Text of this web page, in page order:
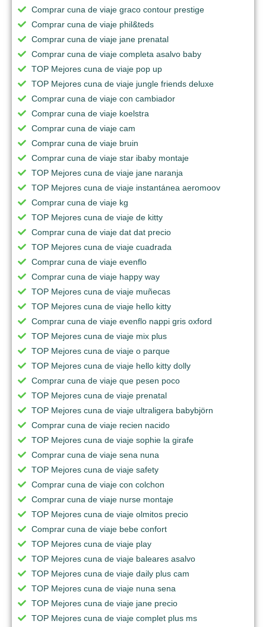
Comprar cuna de viaje graco contour prestige
Comprar cuna de viaje phil&teds
Comprar cuna de viaje jane prenatal
Comprar cuna de viaje completa asalvo baby
TOP Mejores cuna de viaje pop up
TOP Mejores cuna de viaje jungle friends deluxe
Comprar cuna de viaje con cambiador
Comprar cuna de viaje koelstra
Comprar cuna de viaje cam
Comprar cuna de viaje bruin
Comprar cuna de viaje star ibaby montaje
TOP Mejores cuna de viaje jane naranja
TOP Mejores cuna de viaje instantánea aeromoov
Comprar cuna de viaje kg
TOP Mejores cuna de viaje de kitty
Comprar cuna de viaje dat dat precio
TOP Mejores cuna de viaje cuadrada
Comprar cuna de viaje evenflo
Comprar cuna de viaje happy way
TOP Mejores cuna de viaje muñecas
TOP Mejores cuna de viaje hello kitty
Comprar cuna de viaje evenflo nappi gris oxford
TOP Mejores cuna de viaje mix plus
TOP Mejores cuna de viaje o parque
TOP Mejores cuna de viaje hello kitty dolly
Comprar cuna de viaje que pesen poco
TOP Mejores cuna de viaje prenatal
TOP Mejores cuna de viaje ultraligera babybjörn
Comprar cuna de viaje recien nacido
TOP Mejores cuna de viaje sophie la girafe
Comprar cuna de viaje sena nuna
TOP Mejores cuna de viaje safety
Comprar cuna de viaje con colchon
Comprar cuna de viaje nurse montaje
TOP Mejores cuna de viaje olmitos precio
Comprar cuna de viaje bebe confort
TOP Mejores cuna de viaje play
TOP Mejores cuna de viaje baleares asalvo
TOP Mejores cuna de viaje daily plus cam
TOP Mejores cuna de viaje nuna sena
TOP Mejores cuna de viaje jane precio
TOP Mejores cuna de viaje complet plus ms